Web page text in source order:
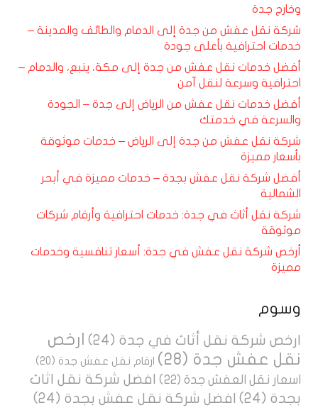
وخارج جدة
شركة نقل عفش من جدة إلى الدمام والطائف والمدينة –
خدمات احترافية بأعلى جودة
أفضل خدمات نقل عفش من جدة إلى مكة، ينبع، والدمام –
احترافية وسرعة لنقل آمن
أفضل خدمات نقل عفش من الرياض إلى جدة – الجودة
والسرعة في خدمتك
شركة نقل عفش من جدة إلى الرياض – خدمات موثوقة
بأسعار مميزة
أفضل شركة نقل عفش بجدة – خدمات مميزة في أبحر
الشمالية
شركة نقل أثاث في جدة: خدمات احترافية وأرقام شركات
موثوقة
أرخص شركة نقل عفش في جدة: أسعار تنافسية وخدمات
مميزة
وسوم
ارخص شركة نقل أثاث في جدة (24)
ارخص
نقل عفش جدة (28) ارقام نقل عفش جدة (20)
اسعار نقل العفش جدة (22)
افضل شركة نقل اثاث
بجدة (24) افضل شركة نقل عفش بجدة (24)